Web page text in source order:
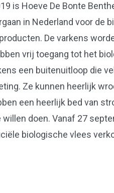
is Hoeve De Bonte
in Nederland voor de
De varkens
vrij toegang tot het
een buitenuitloop die
Ze kunnen heerlijk
een heerlijk bed van
willen doen. Vanaf 27
biologische vlees